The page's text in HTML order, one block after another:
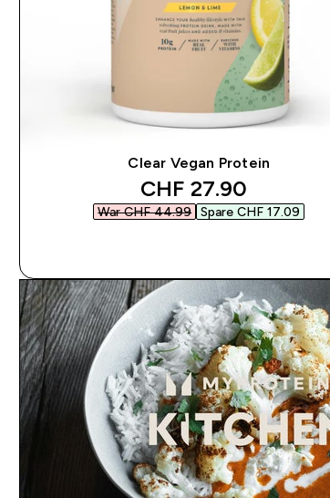
Clear Vegan Protein
discounted price
CHF 27.90‎
War CHF 44.99‎ Spare CHF 17.09‎